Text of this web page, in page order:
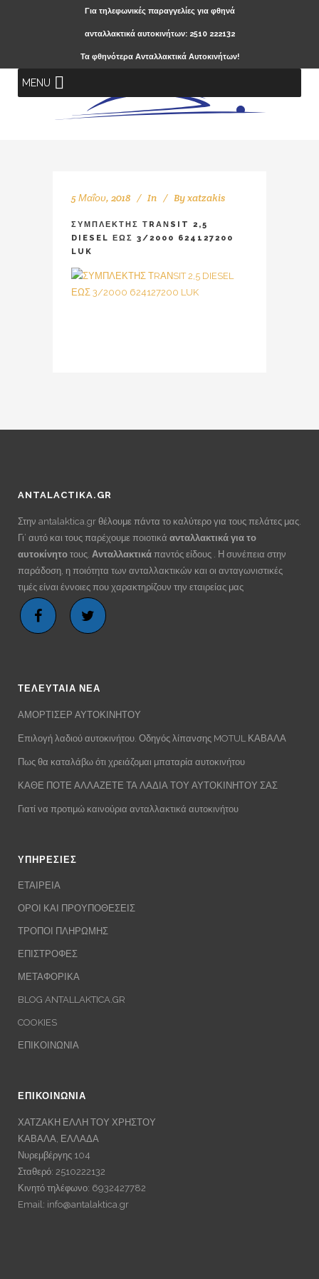
Για τηλεφωνικές παραγγελίες για φθηνά
ανταλλακτικά αυτοκινήτων: 2510 222132
Τα φθηνότερα Ανταλλακτικά Αυτοκινήτων!
MENU
5 Μαΐου, 2018 In Byxatzakis
ΣΥΜΠΛΕΚΤΗΣ ΤRΑΝSIT 2,5
DIESEL ΕΩΣ 3/2000 624127200
LUK
ANTALACTIKA.GR
Στην antalaktica.gr θέλουμε πάντα το καλύτερο για τους πελάτες μας.
Γι’ αυτό και τους παρέχουμε ποιοτικά ανταλλακτικά για το
αυτοκίνητο τους. Ανταλλακτικά παντός είδους . Η συνέπεια στην
παράδοση, η ποιότητα των ανταλλακτικών και οι ανταγωνιστικές
τιμές είναι έννοιες που χαρακτηρίζουν την εταιρείας μας
ΤΕΛΕΥΤΑΙΑ ΝΕΑ
ΑΜΟΡΤΙΣΕΡ ΑΥΤΟΚΙΝΗΤΟΥ
Επιλογή λαδιού αυτοκινήτου. Οδηγός λίπανσης MOTUL ΚΑΒΑΛΑ
Πως θα καταλάβω ότι χρειάζομαι μπαταρία αυτοκινήτου
ΚΑΘΕ ΠΟΤΕ ΑΛΛΑΖΕΤΕ ΤΑ ΛΑΔΙΑ ΤΟΥ ΑΥΤΟΚΙΝΗΤΟΥ ΣΑΣ
Γιατί να προτιμώ καινούρια ανταλλακτικά αυτοκινήτου
ΥΠΗΡΕΣΙΕΣ
ΕΤΑΙΡΕΙΑ
ΟΡΟΙ ΚΑΙ ΠΡΟΥΠΟΘΕΣΕΙΣ
ΤΡΟΠΟΙ ΠΛΗΡΩΜΗΣ
ΕΠΙΣΤΡΟΦΕΣ
ΜΕΤΑΦΟΡΙΚΑ
BLOG ANTALLAKTICA.GR
COOKIES
ΕΠΙΚΟΙΝΩΝΙΑ
ΕΠΙΚΟΙΝΩΝΙΑ
ΧΑΤΖΑΚΗ ΕΛΛΗ ΤΟΥ ΧΡΗΣΤΟΥ
ΚΑΒΑΛΑ, ΕΛΛΑΔΑ
Νυρεμβέργης 104
Σταθερό: 2510222132
Κινητό τηλέφωνο: 6932427782
Email: info@antalaktica.gr